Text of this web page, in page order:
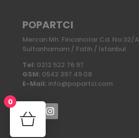
POPARTCI
Mercan Mh. Fincancılar Cd. No:32/A
Sultanhamam / Fatih / İstanbul
Tel: 0212 522 76 97
GSM: 0542 397 49 08
E-Mail: info@popartci.com
0